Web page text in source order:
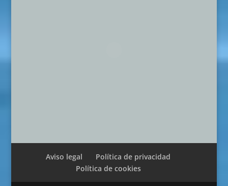
Aviso legal
Política de privacidad
Política de cookies